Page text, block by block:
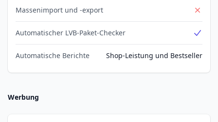
Massenimport und -export
Automatischer LVB-Paket-Checker
Automatische Berichte Shop-Leistung und Bestseller
Werbung